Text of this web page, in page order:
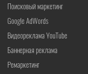
Поисковый маркетинг
Google AdWords
Видеореклама YouTube
Баннерная реклама
Ремаркетинг